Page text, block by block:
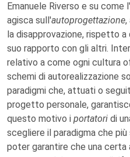
Emanuele Riverso e su
agisca sull'autoprogettazione,
la disapprovazione, rispetto
suo rapporto con gli altri.
relativo a come ogni cultura
schemi di autorealizzazione
paradigmi che, attuati o
progetto personale,
questo motivo i portatori di
scegliere il paradigma che
poter garantire che una